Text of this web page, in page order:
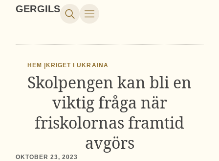
GERGILS
HEM | KRIGET I UKRAINA
Skolpengen kan bli en
viktig fråga när
friskolornas framtid
avgörs
OKTOBER 23, 2023